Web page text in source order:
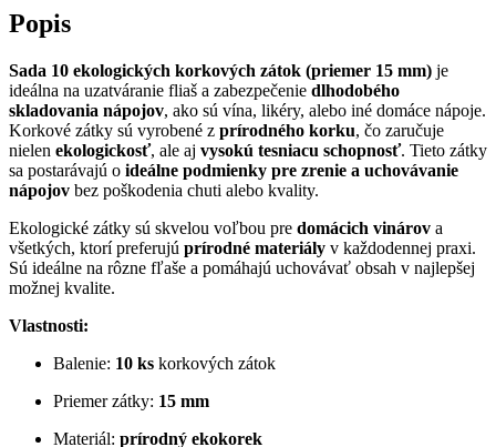
Popis
Sada 10 ekologických korkových zátok (priemer 15 mm) je
ideálna na uzatváranie fliaš a zabezpečenie dlhodobého
skladovania nápojov, ako sú vína, likéry, alebo iné domáce nápoje.
Korkové zátky sú vyrobené z prírodného korku, čo zaručuje
nielen ekologickosť, ale aj vysokú tesniacu schopnosť. Tieto zátky
sa postarávajú o ideálne podmienky pre zrenie a uchovávanie
nápojov bez poškodenia chuti alebo kvality.
Ekologické zátky sú skvelou voľbou pre domácich vinárov a
všetkých, ktorí preferujú prírodné materiály v každodennej praxi.
Sú ideálne na rôzne fľaše a pomáhajú uchovávať obsah v najlepšej
možnej kvalite.
Vlastnosti:
Balenie: 10 ks korkových zátok
Priemer zátky: 15 mm
Materiál: prírodný ekokorek